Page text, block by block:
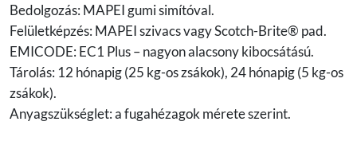
Bedolgozás: MAPEI gumi simítóval.
Felületképzés: MAPEI szivacs vagy Scotch-Brite® pad.
EMICODE: EC1 Plus – nagyon alacsony kibocsátású.
Tárolás: 12 hónapig (25 kg-os zsákok), 24 hónapig (5 kg-os
zsákok).
Anyagszükséglet: a fugahézagok mérete szerint.